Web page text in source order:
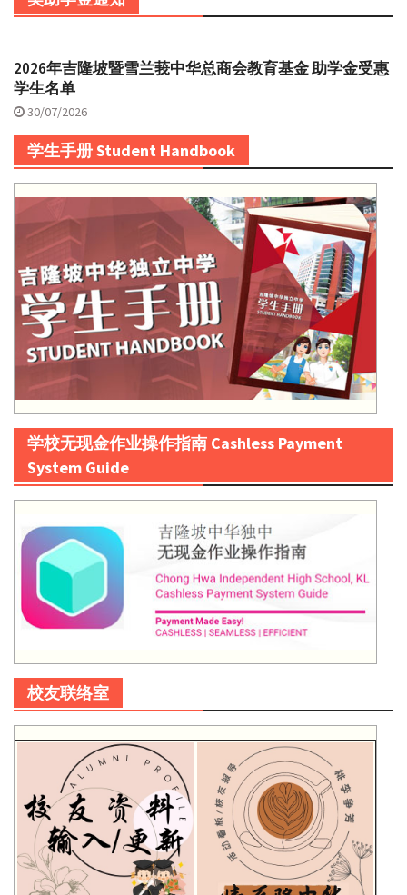
2026年吉隆坡暨雪兰莪中华总商会教育基金 助学金受惠
学生名单
30/07/2026
学生手册 Student Handbook
学校无现金作业操作指南 Cashless Payment
System Guide
校友联络室